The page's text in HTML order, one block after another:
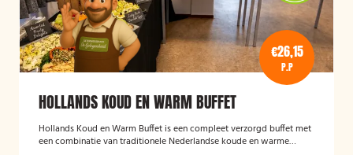
€26,15
P.P
HOLLANDS KOUD EN WARM BUFFET
Hollands Koud en Warm Buffet is een compleet verzorgd buffet met
een combinatie van traditionele Nederlandse koude en warme